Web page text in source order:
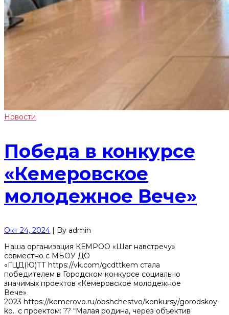
Новости
Победа в конкурсе
«Кемеровское
молодежное Вече»
Окт 24, 2024 | By admin
Наша организация КЕМРОО «Шаг навстречу»
совместно с МБОУ ДО
«ГЦД(Ю)ТТ https://vk.com/gcdttkem стала
победителем в Городском конкурсе социально
значимых проектов «Кемеровское молодежное
Вече»
2023 https://kemerovo.ru/obshchestvo/konkursy/gorodskoy-
ko.. с проектом: ?? “Малая родина, через объектив